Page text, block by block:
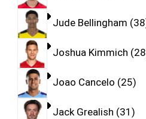
Jude Bellingham 38
Joshua Kimmich 28
Joao Cancelo 25
Jack Grealish 31